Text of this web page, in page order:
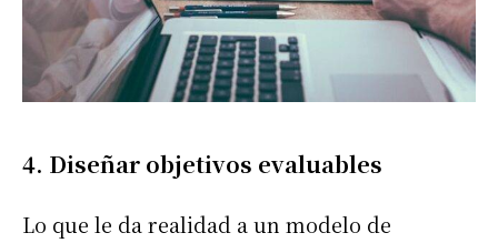
4. Diseñar objetivos evaluables
Lo que le da realidad a un modelo de